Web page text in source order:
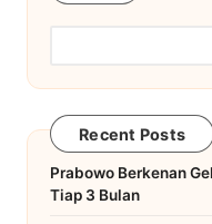
Recent Posts
Prabowo Berkenan
Tiap 3 Bulan